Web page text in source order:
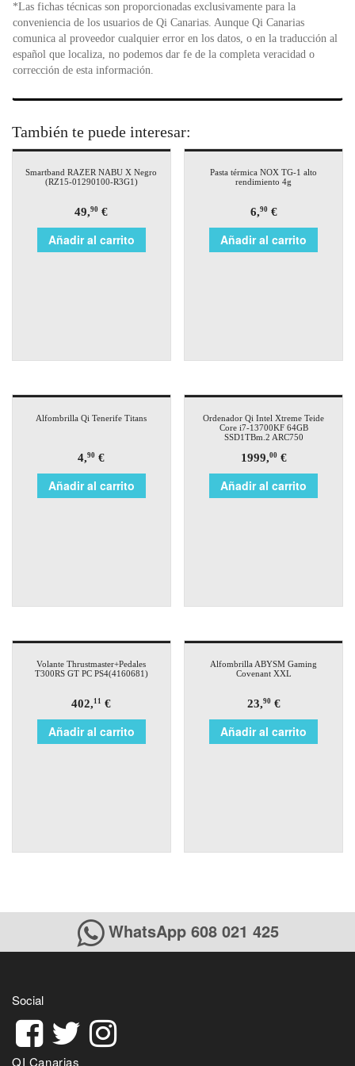
*Las fichas técnicas son proporcionadas exclusivamente para la
conveniencia de los usuarios de Qi Canarias. Aunque Qi Canarias
comunica al proveedor cualquier error en los datos, o en la traducción al
español que localiza, no podemos dar fe de la completa veracidad o
corrección de esta información.
También te puede interesar:
Smartband RAZER NABU X Negro
(RZ15-01290100-R3G1)
49,90 €
Añadir al carrito
Pasta térmica NOX TG-1 alto
rendimiento 4g
6,90€
Añadir al carrito
Alfombrilla Qi Tenerife Titans
4,90 €
Añadir al carrito
Ordenador Qi Intel Xtreme Teide
Core i7-13700KF 64GB
SSD1TBm.2 ARC750
1999,00€
Añadir al carrito
Volante Thrustmaster+Pedales
T300RS GT PC PS4(4160681)
402,11 €
Añadir al carrito
Alfombrilla ABYSM Gaming
Covenant XXL
23,90€
Añadir al carrito
WhatsApp 608 021 425
Social
QI Canarias